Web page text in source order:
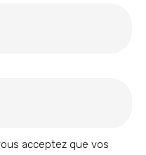
acceptez que vos